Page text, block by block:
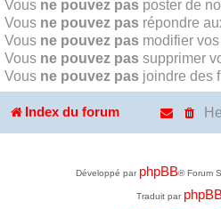
Vous ne pouvez pas poster de
Vous ne pouvez pas répondre
Vous ne pouvez pas modifier
Vous ne pouvez pas supprimer
Vous ne pouvez pas joindre des
Index du forum
Développé par phpBB® Forum
Traduit par